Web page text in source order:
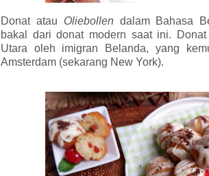
Donat atau Oliebollendalam Bahasa
bakal dari donat modern saat ini.
Utara oleh imigran Belanda, yang
Amsterdam (sekarang New York).